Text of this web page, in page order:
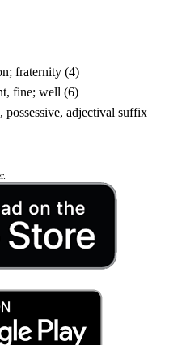
fraternity (4)
fine; well (6)
adjectival suffix